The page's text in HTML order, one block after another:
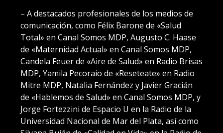
– A destacados profesionales de los medios de
comunicación, como Félix Barone de «Salud
Total» en Canal Somos MDP, Augusto C. Haase
de «Maternidad Actual» en Canal Somos MDP,
Candela Feuer de «Aire de Salud» en Radio Brisas
MDP, Yamila Pecoraio de «Reseteate» en Radio
Mitre MDP, Natalia Fernández y Javier Gracián
de «Hablemos de Salud» en Canal Somos MDP, y
Jorge Fortezzini de Espacio U en la Radio de la
Universidad Nacional de Mar del Plata, así como